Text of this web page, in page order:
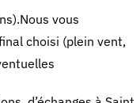
vous
choisi (plein vent,